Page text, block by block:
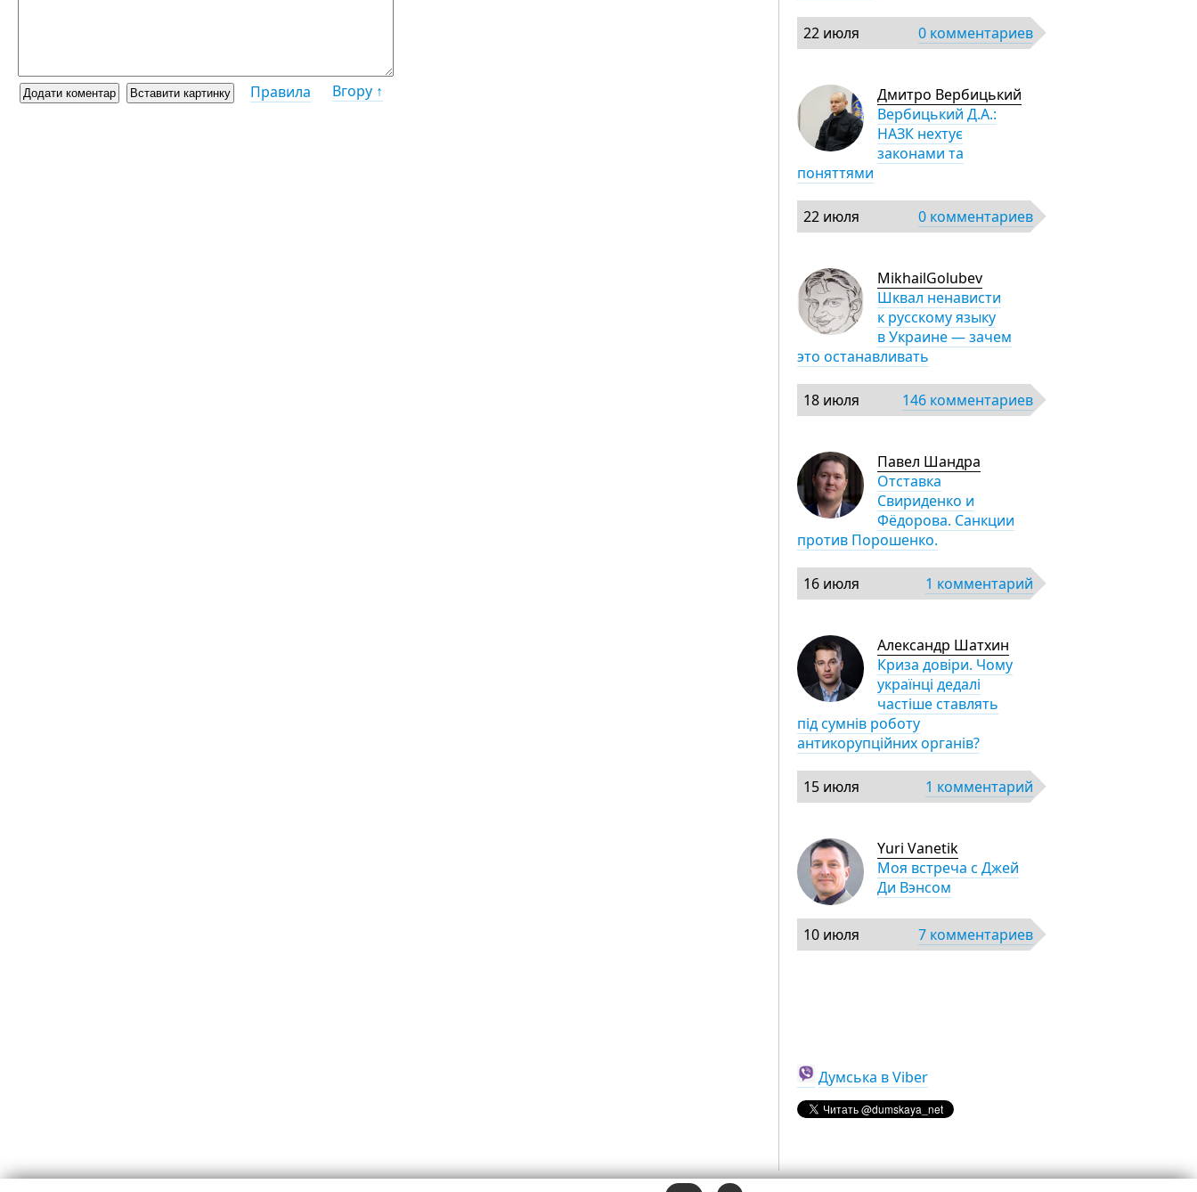
Правила Вгору ↑
22 июля 0 комментариев
Дмитро Вербицький
Вербицький Д.А.:
НАЗК нехтує
законами та
поняттями
22 июля 0 комментариев
MikhailGolubev
Шквал ненависти
к русскому языку
в Украине — зачем
это останавливать
18 июля 146 комментариев
Павел Шандра
Отставка
Свириденко и
Фёдорова. Санкции
против Порошенко.
16 июля 1 комментарий
Александр Шатхин
Криза довіри. Чому
українці дедалі
частіше ставлять
під сумнів роботу
антикорупційних органів?
15 июля 1 комментарий
Yuri Vanetik
Моя встреча с Джей
Ди Вэнсом
10 июля 7 комментариев
Думська в Viber